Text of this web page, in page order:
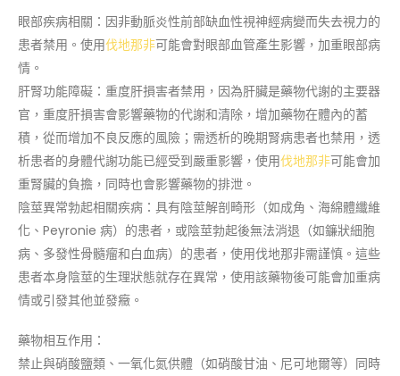
眼部疾病相關：因非動脈炎性前部缺血性視神經病變而失去視力的
患者禁用。使用伐地那非可能會對眼部血管產生影響，加重眼部病
情。
肝腎功能障礙：重度肝損害者禁用，因為肝臟是藥物代謝的主要器
官，重度肝損害會影響藥物的代謝和清除，增加藥物在體內的蓄
積，從而增加不良反應的風險；需透析的晚期腎病患者也禁用，透
析患者的身體代謝功能已經受到嚴重影響，使用伐地那非可能會加
重腎臟的負擔，同時也會影響藥物的排泄。
陰莖異常勃起相關疾病：具有陰莖解剖畸形（如成角、海綿體纖維
化、Peyronie 病）的患者，或陰莖勃起後無法消退（如鐮狀細胞
病、多發性骨髓瘤和白血病）的患者，使用伐地那非需謹慎。這些
患者本身陰莖的生理狀態就存在異常，使用該藥物後可能會加重病
情或引發其他並發癥。
藥物相互作用：
禁止與硝酸鹽類、一氧化氮供體（如硝酸甘油、尼可地爾等）同時